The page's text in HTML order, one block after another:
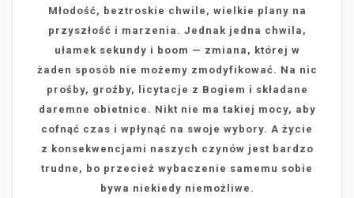
Młodość, beztroskie chwile, wielkie plany na
przyszłość i marzenia. Jednak jedna chwila,
ułamek sekundy i boom — zmiana, której w
żaden sposób nie możemy zmodyfikować. Na nic
prośby, groźby, licytacje z Bogiem i składane
daremne obietnice. Nikt nie ma takiej mocy, aby
cofnąć czas i wpłynąć na swoje wybory. A życie
z konsekwencjami naszych czynów jest bardzo
trudne, bo przecież wybaczenie samemu sobie
bywa niekiedy niemożliwe.